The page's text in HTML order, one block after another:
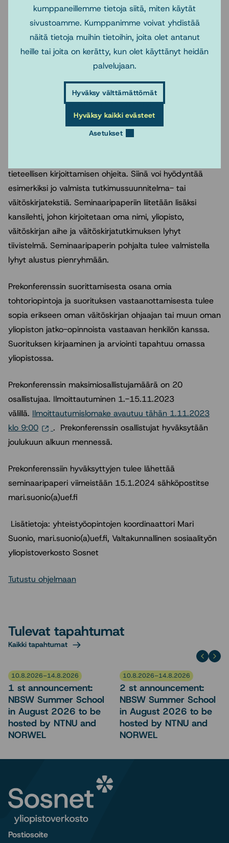
kumppaneillemme tietoja siitä, miten käytät
sivustoamme. Kumppanimme voivat yhdistää
näitä tietoja muihin tietoihin, joita olet antanut
heille tai joita on kerätty, kun olet käyttänyt heidän
palvelujaan.
Hyväksy välttämättömät
Hyväksy kaikki evästeet
Asetukset
Voit eritellä aihettasi esimerkiksi valtasuhteiden, tulosten
viestimiseen liittyvien suhdeverkostojen ja/tai
sosiaalityön tutkimuksen eettisistä näkökulmista. Lisäksi
on mahdollista pohtia mikä oikeuttaa tutkimuksesi
näkökulmasta tai pohtia tutkimuksesi moraalista
oikeutusta siitä, mikä toiminta on tietyissä olosuhteissa
oikein ja mikä väärin.
tieteellisen kirjoittamisen ohjeita. Siinä voi hyödyntää
esimerkiksi jo valmista tutkimussuunnitelma- tai
väitöskirjatekstiä. Seminaaripaperiin liitetään lisäksi
kansilehti, johon kirjoitetaan oma nimi, yliopisto,
väitöskirjan aihe ja väitöskirjatutkimuksen lyhyt
tiivistelmä. Seminaaripaperin pohjalta tulee valmistella
lyhyt alustus pienryhmään.
Prekonferenssin suorittamisesta osana omia
tohtoriopintoja ja suorituksen vastaanottamisesta tulee
sopia erikseen oman väitöskirjan ohjaajan tai muun oman
yliopiston jatko-opinnoista vastaavan henkilön kanssa.
Suorituksen kirjaaminen ja arviointi tapahtuu omassa
yliopistossa.
Prekonferenssin maksimiosallistujamäärä on 20
osallistujaa. Ilmoittautuminen 1.-15.11.2023
välillä. Ilmoittautumislomake avautuu tähän 1.11.2023
klo 9:00
. Prekonferenssin osallistujat hyväksytään
joulukuun alkuun mennessä.
Prekonferenssiin hyväksyttyjen tulee lähettää
seminaaripaperi viimeistään 15.1.2024 sähköpostitse
mari.suonio(a)uef.fi
Lisätietoja: yhteistyöopintojen koordinaattori Mari
Suonio, mari.suonio(a)uef.fi, Valtakunnallinen sosiaalityön
yliopistoverkosto Sosnet
Tutustu ohjelmaan
Tulevat tapahtumat
Kaikki tapahtumat
10.8.2026–14.8.2026
1 st announcement:
NBSW Summer School
in August 2026 to be
hosted by NTNU and
NORWEL
10.8.2026–14.8.2026
2 st announcement:
NBSW Summer School
in August 2026 to be
hosted by NTNU and
NORWEL
Postiosoite